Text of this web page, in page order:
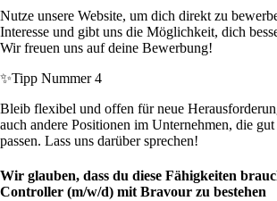
Nutze unsere Website, um dich direkt zu
Interesse und gibt uns die Möglichkeit, dich
Wir freuen uns auf deine Bewerbung!
✨Tipp Nummer 4
Bleib flexibel und offen für neue
auch andere Positionen im Unternehmen, die
passen. Lass uns darüber sprechen!
Wir glauben, dass du diese Fähigkeiten
Controller (m/w/d) mit Bravour zu bestehen